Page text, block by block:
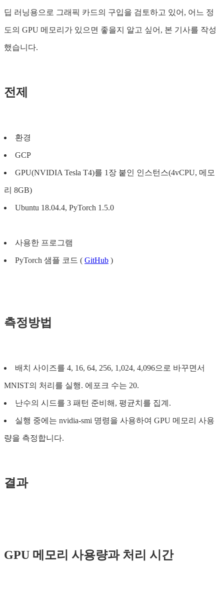
딥 러닝용으로 그래픽 카드의 구입을 검토하고 있어, 어느 정
도의 GPU 메모리가 있으면 좋을지 알고 싶어, 본 기사를 작성
했습니다.
전제
환경
GCP
GPU(NVIDIA Tesla T4)를 1장 붙인 인스턴스(4vCPU, 메모
리 8GB)
Ubuntu 18.04.4, PyTorch 1.5.0
사용한 프로그램
PyTorch 샘플 코드 ( GitHub )
측정방법
배치 사이즈를 4, 16, 64, 256, 1,024, 4,096으로 바꾸면서
MNIST의 처리를 실행. 에포크 수는 20.
난수의 시드를 3 패턴 준비해, 평균치를 집계.
실행 중에는 nvidia-smi 명령을 사용하여 GPU 메모리 사용
량을 측정합니다.
결과
GPU 메모리 사용량과 처리 시간